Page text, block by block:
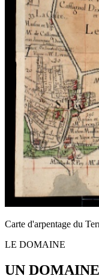
Carte d'arpentage du
LE DOMAINE
UN